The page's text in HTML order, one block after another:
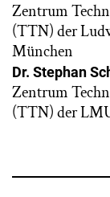
Zentrum
(TTN) der
München
Dr. Stephan
Zentrum
(TTN) der